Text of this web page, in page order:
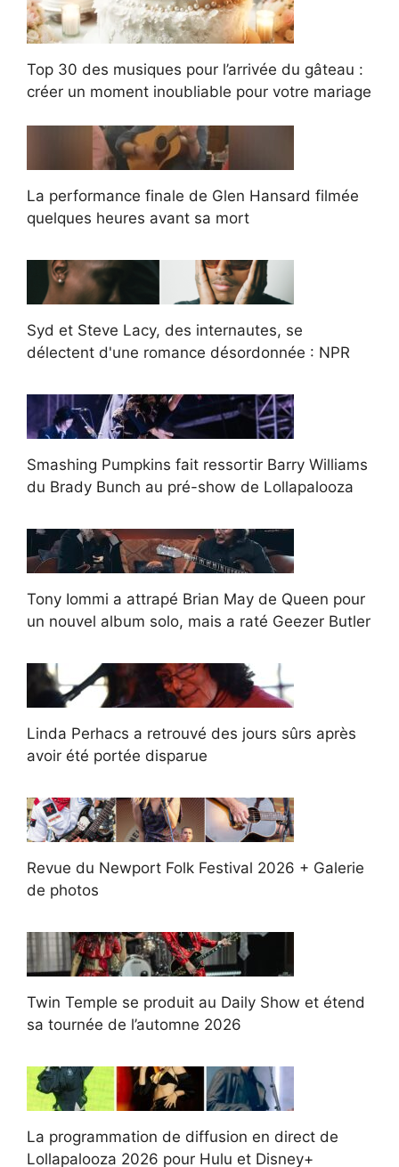
Top 30 des musiques pour l’arrivée du gâteau :
créer un moment inoubliable pour votre mariage
La performance finale de Glen Hansard filmée
quelques heures avant sa mort
Syd et Steve Lacy, des internautes, se
délectent d'une romance désordonnée : NPR
Smashing Pumpkins fait ressortir Barry Williams
du Brady Bunch au pré-show de Lollapalooza
Tony Iommi a attrapé Brian May de Queen pour
un nouvel album solo, mais a raté Geezer Butler
Linda Perhacs a retrouvé des jours sûrs après
avoir été portée disparue
Revue du Newport Folk Festival 2026 + Galerie
de photos
Twin Temple se produit au Daily Show et étend
sa tournée de l’automne 2026
La programmation de diffusion en direct de
Lollapalooza 2026 pour Hulu et Disney+